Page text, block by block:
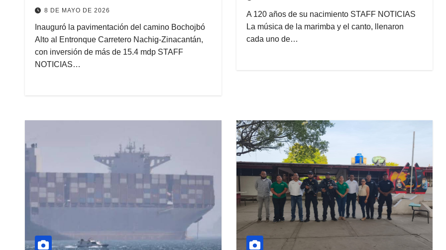
8 DE MAYO DE 2026
Inauguró la pavimentación del camino Bochojbó
Alto al Entronque Carretero Nachig-Zinacantán,
con inversión de más de 15.4 mdp STAFF
NOTICIAS…
A 120 años de su nacimiento STAFF NOTICIAS
La música de la marimba y el canto, llenaron
cada uno de…